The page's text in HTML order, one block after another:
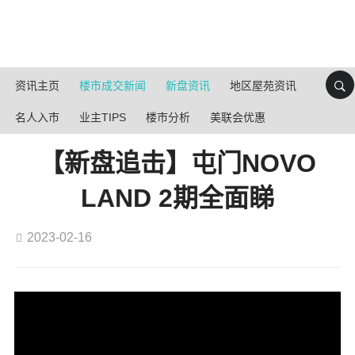
资讯主页 楼市成交新闻 新盘资讯 地区屋苑资讯
名人入市 业主TIPS 楼市分析 美联会优惠
【新盘追击】屯门NOVO
LAND 2期全面睇
2023-02-16